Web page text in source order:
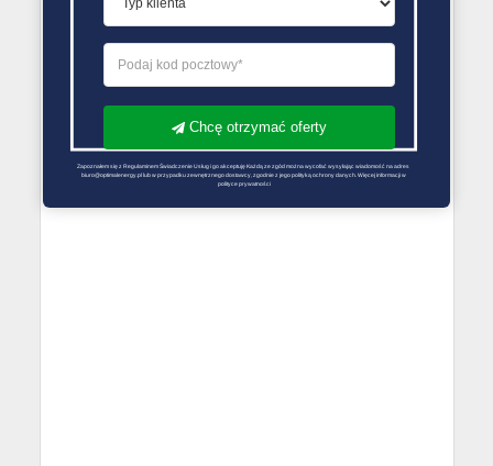
Chcę otrzymać oferty
Zapoznałem się z Regulaminem Świadczenie Usług i go akceptuję Każdą ze zgód można wycofać wysyłając wiadomość na adres
biuro@optimalenergy.pl lub w przypadku zewnętrznego dostawcy, zgodnie z jego polityką ochrony danych. Więcej informacji w
polityce prywatności